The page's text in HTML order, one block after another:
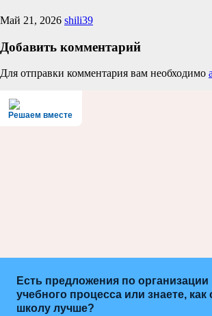
Май 21, 2026 shili39
Добавить комментарий
Для отправки комментария вам необходимо
Решаем вместе
Есть предложения по организации
учебного процесса или знаете, как
школу лучше?